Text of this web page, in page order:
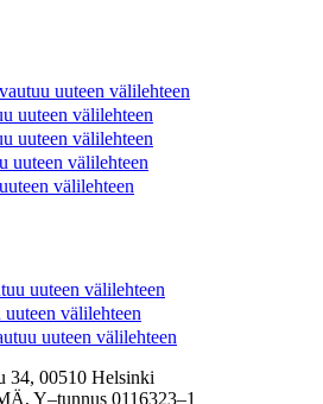
uuteen välilehteen
uuteen välilehteen
uuteen välilehteen
uuteen välilehteen
välilehteen
uuteen välilehteen
välilehteen
uuteen välilehteen
34, 00510 Helsinki
Y–tunnus 0116323–1